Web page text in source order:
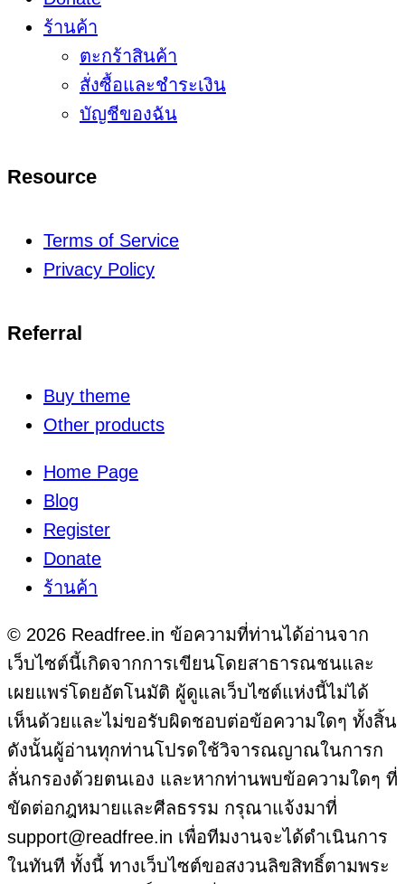
ร้านค้า
ตะกร้าสินค้า
สั่งซื้อและชำระเงิน
บัญชีของฉัน
Resource
Terms of Service
Privacy Policy
Referral
Buy theme
Other products
Home Page
Blog
Register
Donate
ร้านค้า
© 2026 Readfree.in ข้อความที่ท่านได้อ่านจาก
เว็บไซต์นี้เกิดจากการเขียนโดยสาธารณชนและ
เผยแพร่โดยอัตโนมัติ ผู้ดูแลเว็บไซต์แห่งนี้ไม่ได้
เห็นด้วยและไม่ขอรับผิดชอบต่อข้อความใดๆ ทั้งสิ้น
ดังนั้นผู้อ่านทุกท่านโปรดใช้วิจารณญาณในการก
ลั่นกรองด้วยตนเอง และหากท่านพบข้อความใดๆ ที่
ขัดต่อกฎหมายและศีลธรรม กรุณาแจ้งมาที่
support@readfree.in เพื่อทีมงานจะได้ดำเนินการ
ในทันที ทั้งนี้ ทางเว็บไซต์ขอสงวนลิขสิทธิ์ตามพระ